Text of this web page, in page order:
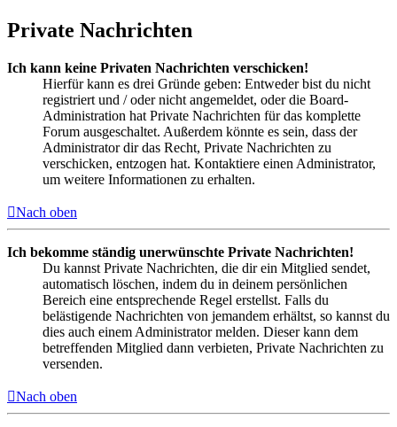
Private Nachrichten
Ich kann keine Privaten Nachrichten verschicken!
Hierfür kann es drei Gründe geben: Entweder bist du nicht
registriert und / oder nicht angemeldet, oder die Board-
Administration hat Private Nachrichten für das komplette
Forum ausgeschaltet. Außerdem könnte es sein, dass der
Administrator dir das Recht, Private Nachrichten zu
verschicken, entzogen hat. Kontaktiere einen Administrator,
um weitere Informationen zu erhalten.
Nach oben
Ich bekomme ständig unerwünschte Private Nachrichten!
Du kannst Private Nachrichten, die dir ein Mitglied sendet,
automatisch löschen, indem du in deinem persönlichen
Bereich eine entsprechende Regel erstellst. Falls du
belästigende Nachrichten von jemandem erhältst, so kannst du
dies auch einem Administrator melden. Dieser kann dem
betreffenden Mitglied dann verbieten, Private Nachrichten zu
versenden.
Nach oben